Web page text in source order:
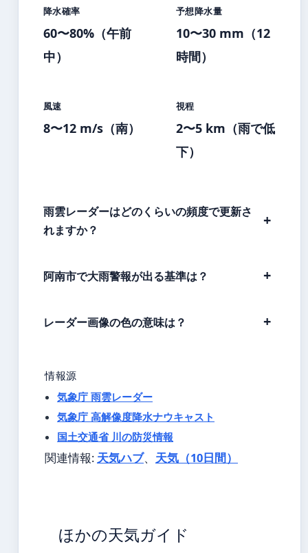
降水確率
60〜80%（午前
中）
予想降水量
10〜30 mm（12
時間）
風速
8〜12 m/s（南）
視程
2〜5 km（雨で低
下）
雨雲レーダーはどのくらいの頻度で更新さ
れますか？
阿南市で大雨警報が出る基準は？
レーダー画像の色の意味は？
情報源
気象庁 雨雲レーダー
気象庁 高解像度降水ナウキャスト
国土交通省 川の防災情報
関連情報: 天気ハブ、 天気（10日間）
ほかの天気ガイド